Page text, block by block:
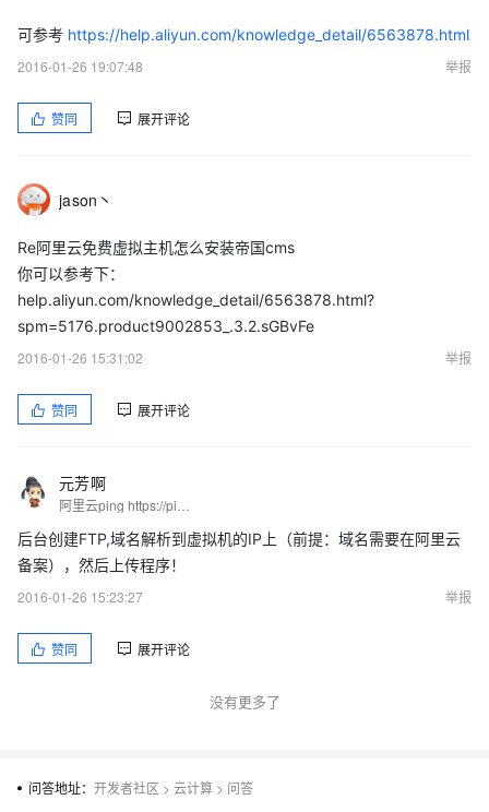
可参考 https://help.aliyun.com/knowledge_detail/6563878.html
2016-01-26 19:07:48
举报
赞同 展开评论
jason丶
Re阿里云免费虚拟主机怎么安装帝国cms
你可以参考下：
help.aliyun.com/knowledge_detail/6563878.html?
spm=5176.product9002853_.3.2.sGBvFe
2016-01-26 15:31:02
举报
赞同 展开评论
元芳啊
后台创建FTP,域名解析到虚拟机的IP上（前提：域名需要在阿里云
备案），然后上传程序！
2016-01-26 15:23:27
举报
赞同 展开评论
没有更多了
问答地址： 开发者社区 > 云计算 > 问答